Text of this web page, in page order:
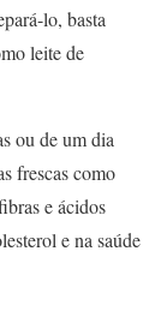
lo, basta
leite de
ou de um dia
frescas como
e ácidos
e na saúde